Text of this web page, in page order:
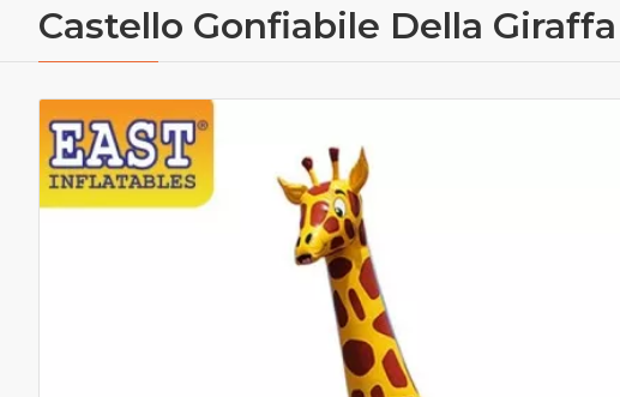
Castello Gonfiabile Della Giraffa